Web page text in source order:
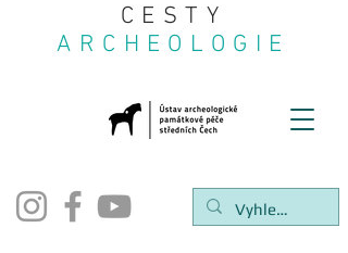
CESTY
ARCHEOLOGIE